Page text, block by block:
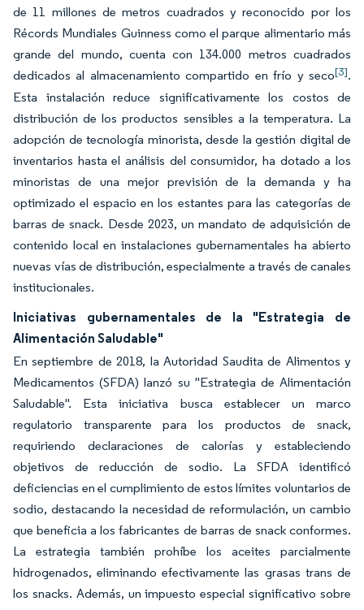
de 11 millones de metros cuadrados y reconocido por los
Récords Mundiales Guinness como el parque alimentario más
grande del mundo, cuenta con 134.000 metros cuadrados
dedicados al almacenamiento compartido en frío y seco[3].
Esta instalación reduce significativamente los costos de
distribución de los productos sensibles a la temperatura. La
adopción de tecnología minorista, desde la gestión digital de
inventarios hasta el análisis del consumidor, ha dotado a los
minoristas de una mejor previsión de la demanda y ha
optimizado el espacio en los estantes para las categorías de
barras de snack. Desde 2023, un mandato de adquisición de
contenido local en instalaciones gubernamentales ha abierto
nuevas vías de distribución, especialmente a través de canales
institucionales.
Iniciativas gubernamentales de la "Estrategia de
Alimentación Saludable"
En septiembre de 2018, la Autoridad Saudita de Alimentos y
Medicamentos (SFDA) lanzó su "Estrategia de Alimentación
Saludable". Esta iniciativa busca establecer un marco
regulatorio transparente para los productos de snack,
requiriendo declaraciones de calorías y estableciendo
objetivos de reducción de sodio. La SFDA identificó
deficiencias en el cumplimiento de estos límites voluntarios de
sodio, destacando la necesidad de reformulación, un cambio
que beneficia a los fabricantes de barras de snack conformes.
La estrategia también prohíbe los aceites parcialmente
hidrogenados, eliminando efectivamente las grasas trans de
los snacks. Además, un impuesto especial significativo sobre